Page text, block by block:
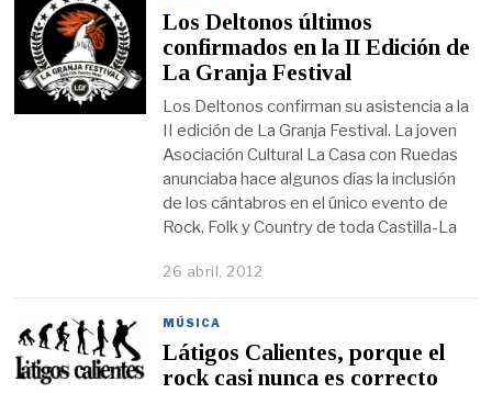
Los Deltonos últimos
confirmados en la II Edición de
La Granja Festival
Los Deltonos confirman su asistencia a la
II edición de La Granja Festival. La joven
Asociación Cultural La Casa con Ruedas
anunciaba hace algunos días la inclusión
de los cántabros en el único evento de
Rock, Folk y Country de toda Castilla-La
26 abril, 2012
MÚSICA
Látigos Calientes, porque el
rock casi nunca es correcto